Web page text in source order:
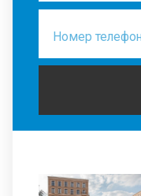
Номер